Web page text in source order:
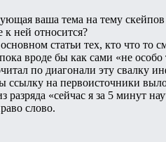
ваша тема на тему
ней относится?
статьи тех, кто что то
вроде бы как сами «не особо
по диагонали эту свалку
ссылку на первоисточники
разряда «сейчас я за 5 минут
слово.